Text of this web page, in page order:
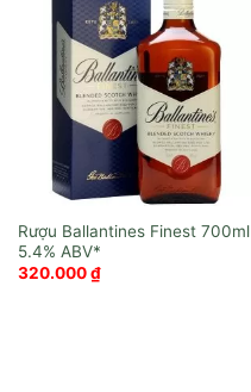
Rượu Ballantines Finest 700ml
320.000₫